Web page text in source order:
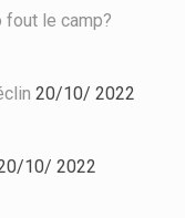
fout le camp?
20/10/ 2022
10/ 2022